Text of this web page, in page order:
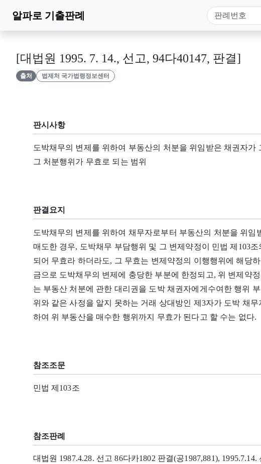
알파로 기출판례
[대법원 1995. 7. 14., 선고, 94다40147, 판결]
출처 법제처 국가법령정보센터
판시사항
도박채무의 변제를 위하여 부동산의 처분을 위임받은 채권자가
그 처분행위가 무효로 되는 범위
판결요지
도박채무의 변제를 위하여 채무자로부터 부동산의 처분을 위임
매도한 경우, 도박채무 부담행위 및 그 변제약정이 민법 제103
되어 무효라 하더라도, 그 무효는 변제약정의 이행행위에 해당
금으로 도박채무의 변제에 충당한 부분에 한정되고, 위 변제약
는 부동산 처분에 관한 대리권을 도박 채권자에게수여한 행위
위와 같은 사정을 알지 못하는 거래 상대방인 제3자가 도박 채
하여 위 부동산을 매수한 행위까지 무효가 된다고 할 수는 없다.
참조조문
민법 제103조
참조판례
대법원 1987.4.28. 선고 86다카1802 판결(공1987,881),